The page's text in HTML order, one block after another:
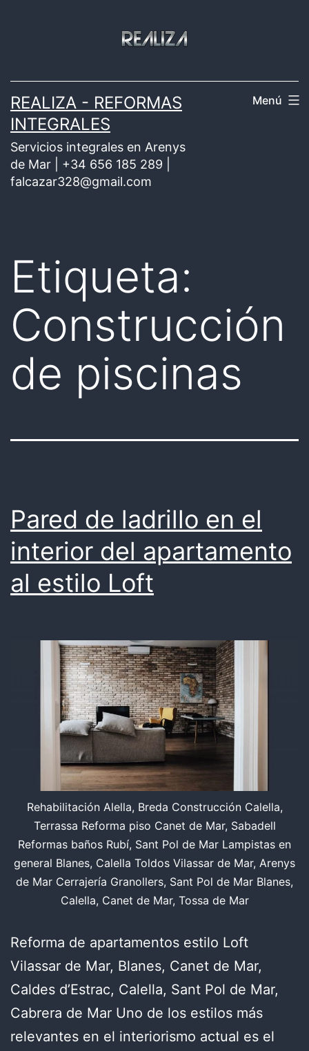
REALIZA - REFORMAS
INTEGRALES
Servicios integrales en Arenys
de Mar | +34 656 185 289 |
falcazar328@gmail.com
Menú
Etiqueta:
Construcción
de piscinas
Pared de ladrillo en el
interior del apartamento
al estilo Loft
Rehabilitación Alella, Breda Construcción Calella,
Terrassa Reforma piso Canet de Mar, Sabadell
Reformas baños Rubí, Sant Pol de Mar Lampistas en
general Blanes, Calella Toldos Vilassar de Mar, Arenys
de Mar Cerrajería Granollers, Sant Pol de Mar Blanes,
Calella, Canet de Mar, Tossa de Mar
Reforma de apartamentos estilo Loft
Vilassar de Mar, Blanes, Canet de Mar,
Caldes d’Estrac, Calella, Sant Pol de Mar,
Cabrera de Mar Uno de los estilos más
relevantes en el interiorismo actual es el